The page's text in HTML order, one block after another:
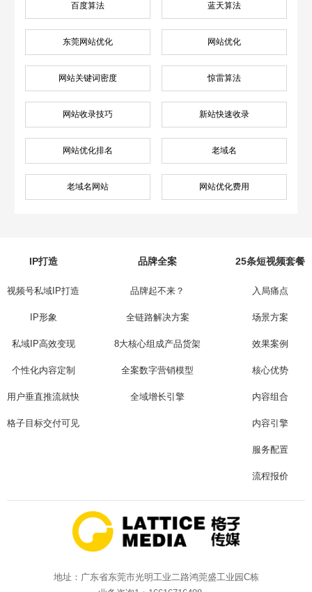
百度算法 蓝天算法
东莞网站优化 网站优化
网站关键词密度 惊雷算法
网站收录技巧 新站快速收录
网站优化排名 老域名
老域名网站 网站优化费用
IP打造
视频号私域IP打造
IP形象
私域IP高效变现
个性化内容定制
用户垂直推流就快
格子目标交付可见
品牌全案
品牌起不来？
全链路解决方案
8大核心组成产品货架
全案数字营销模型
全域增长引擎
25条短视频套餐
入局痛点
场景方案
效果案例
核心优势
内容组合
内容引擎
服务配置
流程报价
地址：广东省东莞市光明工业二路鸿莞盛工业园C栋